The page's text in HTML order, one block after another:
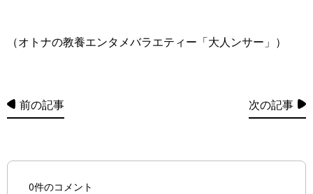
（オトナの教養エンタメバラエティー「大人ンサー」）
前の記事 次の記事
0件のコメント